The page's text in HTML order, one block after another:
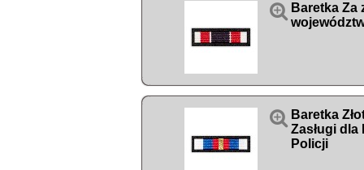
 Baretka Za
 Baretka
Zasługi
Policji